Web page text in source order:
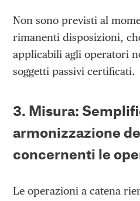
Non sono previsti al
rimanenti disposizioni,
applicabili agli operatori
soggetti passivi certificati.
3. Misura:
armonizzazione
concernenti le
Le operazioni a catena